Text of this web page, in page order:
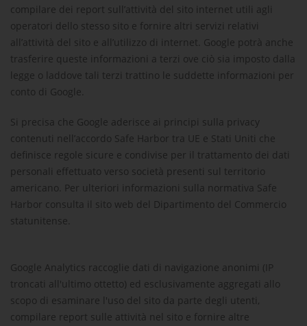
compilare dei report sull’attività del sito internet utili agli
operatori dello stesso sito e fornire altri servizi relativi
all’attività del sito e all’utilizzo di internet. Google potrà anche
trasferire queste informazioni a terzi ove ciò sia imposto dalla
legge o laddove tali terzi trattino le suddette informazioni per
conto di Google.
Si precisa che Google aderisce ai principi sulla privacy
contenuti nell’accordo Safe Harbor tra UE e Stati Uniti che
definisce regole sicure e condivise per il trattamento dei dati
personali effettuato verso società presenti sul territorio
americano. Per ulteriori informazioni sulla normativa Safe
Harbor consulta il sito web del Dipartimento del Commercio
statunitense.
Google Analytics raccoglie dati di navigazione anonimi (IP
troncati all'ultimo ottetto) ed esclusivamente aggregati allo
scopo di esaminare l'uso del sito da parte degli utenti,
compilare report sulle attività nel sito e fornire altre